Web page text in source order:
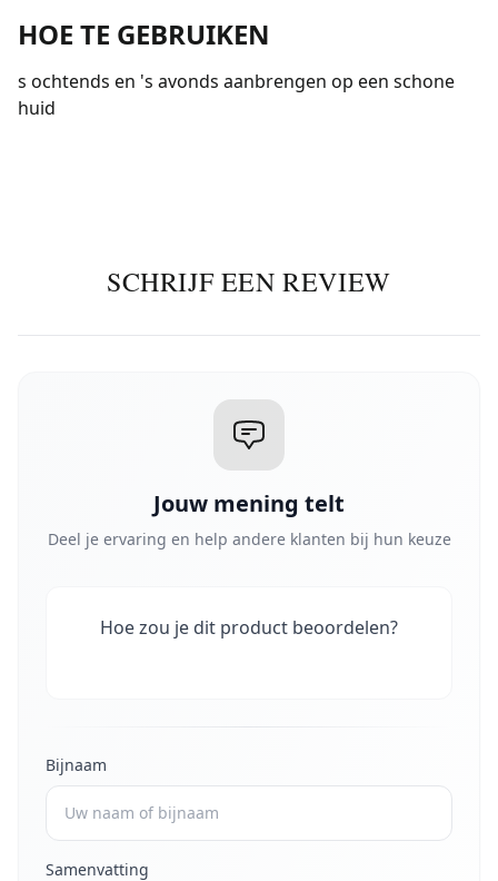
HOE TE GEBRUIKEN
s ochtends en 's avonds aanbrengen op een schone
huid
SCHRIJF EEN REVIEW
Jouw mening telt
Deel je ervaring en help andere klanten bij hun keuze
Hoe zou je dit product beoordelen?
Bijnaam
Samenvatting